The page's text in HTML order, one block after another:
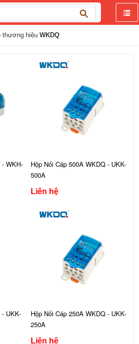
thương hiệu WKDQ
- WKH-
Hộp Nối Cáp 500A WKDQ - UKK-
500A
Liên hệ
UKK-
Hộp Nối Cáp 250A WKDQ - UKK-
250A
Liên hệ